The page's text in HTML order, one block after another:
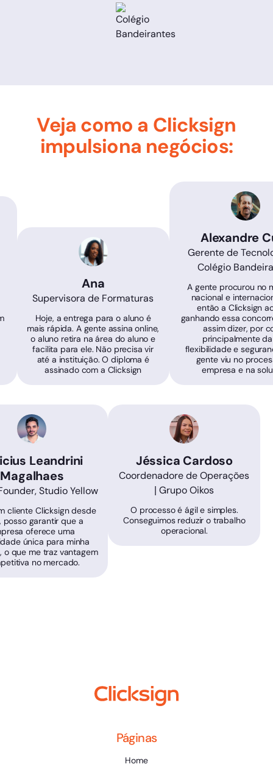
Veja como a Clicksign
impulsiona negócios:
Ana
Supervisora de Formaturas
Hoje, a entrega para o aluno é
mais rápida. A gente assina online,
o aluno retira na área do aluno e
facilita para ele. Não precisa vir
até a instituição. O diploma é
assinado com a Clicksign
Alexandre
Gerente de
Colégio
A gente procurou no
nacional e
então a Clicksign
ganhando essa
assim dizer, por
principalmente
flexibilidade e
gente viu no
empresa e na
Leandrini
Magalhaes
Studio Yellow
cliente Clicksign desde
posso garantir que a
oferece uma
única para minha
o que me traz vantagem
no mercado.
Jéssica Cardoso
Coordenadore de Operações
| Grupo Oikos
O processo é ágil e simples.
Conseguimos reduzir o trabalho
operacional.
Páginas
Home